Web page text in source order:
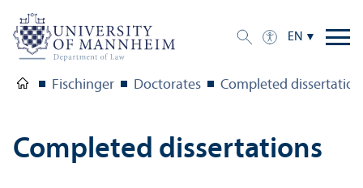
EN
Fischinger Doctorates Completed
Completed dissertations